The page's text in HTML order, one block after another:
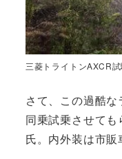
三菱トライトンAXCR
さて、この過酷
同乗試乗させて
氏。内外装は市販